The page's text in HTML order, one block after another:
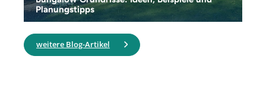
Planungstipps
weitere Blog-Artikel